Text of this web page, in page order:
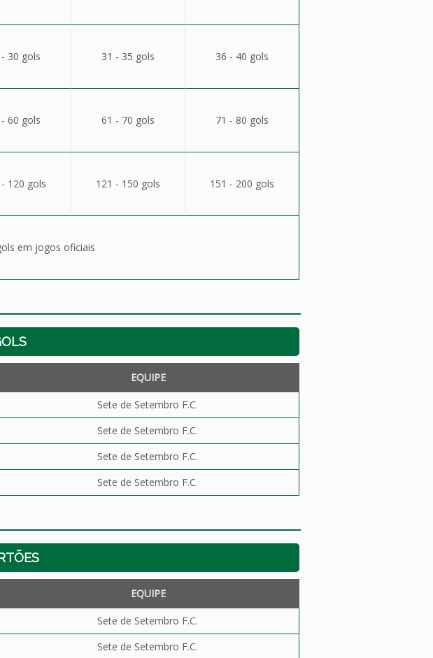
30 gols 31 - 35 gols 36 - 40 gols
60 gols 61 - 70 gols 71 - 80 gols
120 gols 121 - 150 gols 151 - 200 gols
em jogos oficiais
EQUIPE
Sete de Setembro F.C.
Sete de Setembro F.C.
Sete de Setembro F.C.
Sete de Setembro F.C.
EQUIPE
Sete de Setembro F.C.
Sete de Setembro F.C.